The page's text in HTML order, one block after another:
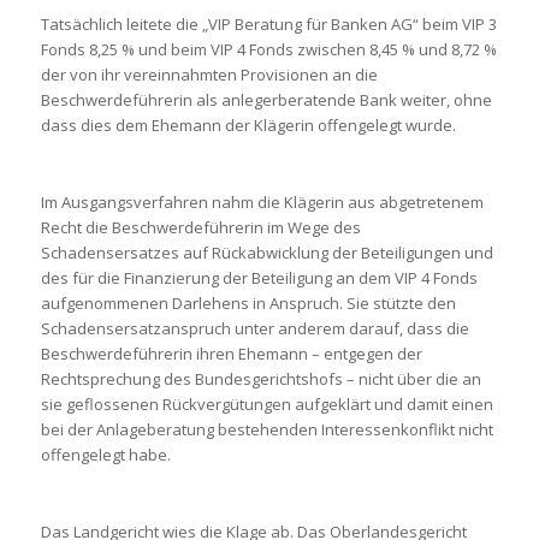
Tatsächlich leitete die „VIP Beratung für Banken AG“ beim VIP 3
Fonds 8,25 % und beim VIP 4 Fonds zwischen 8,45 % und 8,72 %
der von ihr vereinnahmten Provisionen an die
Beschwerdeführerin als anlegerberatende Bank weiter, ohne
dass dies dem Ehemann der Klägerin offengelegt wurde.
Im Ausgangsverfahren nahm die Klägerin aus abgetretenem
Recht die Beschwerdeführerin im Wege des
Schadensersatzes auf Rückabwicklung der Beteiligungen und
des für die Finanzierung der Beteiligung an dem VIP 4 Fonds
aufgenommenen Darlehens in Anspruch. Sie stützte den
Schadensersatzanspruch unter anderem darauf, dass die
Beschwerdeführerin ihren Ehemann – entgegen der
Rechtsprechung des Bundesgerichtshofs – nicht über die an
sie geflossenen Rückvergütungen aufgeklärt und damit einen
bei der Anlageberatung bestehenden Interessenkonflikt nicht
offengelegt habe.
Das Landgericht wies die Klage ab. Das Oberlandesgericht